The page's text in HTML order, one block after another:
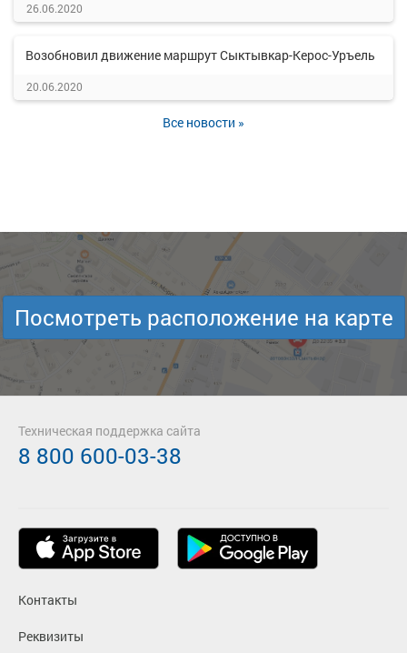
26.06.2020
Возобновил движение маршрут Сыктывкар-Керос-Уръель
20.06.2020
Все новости »
Посмотреть расположение на карте
Контакты
Реквизиты
Техническая поддержка сайта
8 800 600-03-38